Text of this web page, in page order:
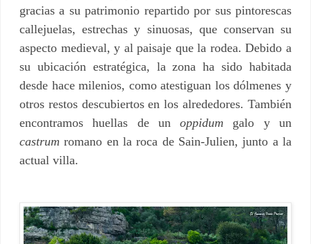
gracias a su patrimonio repartido por sus pintorescas
callejuelas, estrechas y sinuosas, que conservan su
aspecto medieval, y al paisaje que la rodea. Debido a
su ubicación estratégica, la zona ha sido habitada
desde hace milenios, como atestiguan los dólmenes y
otros restos descubiertos en los alrededores. También
encontramos huellas de unoppidum galo y un
castrum romano en la roca de Sain-Julien, junto a la
actual villa.